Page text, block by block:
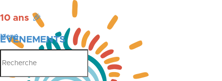
10 ans 🎉
ÉVÉNEMENTS
PUBLICATIONS
Menu